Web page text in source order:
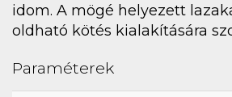
idom. A mögé helyezett
oldható kötés kialakítására
Paraméterek